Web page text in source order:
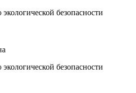
безопасности
безопасности